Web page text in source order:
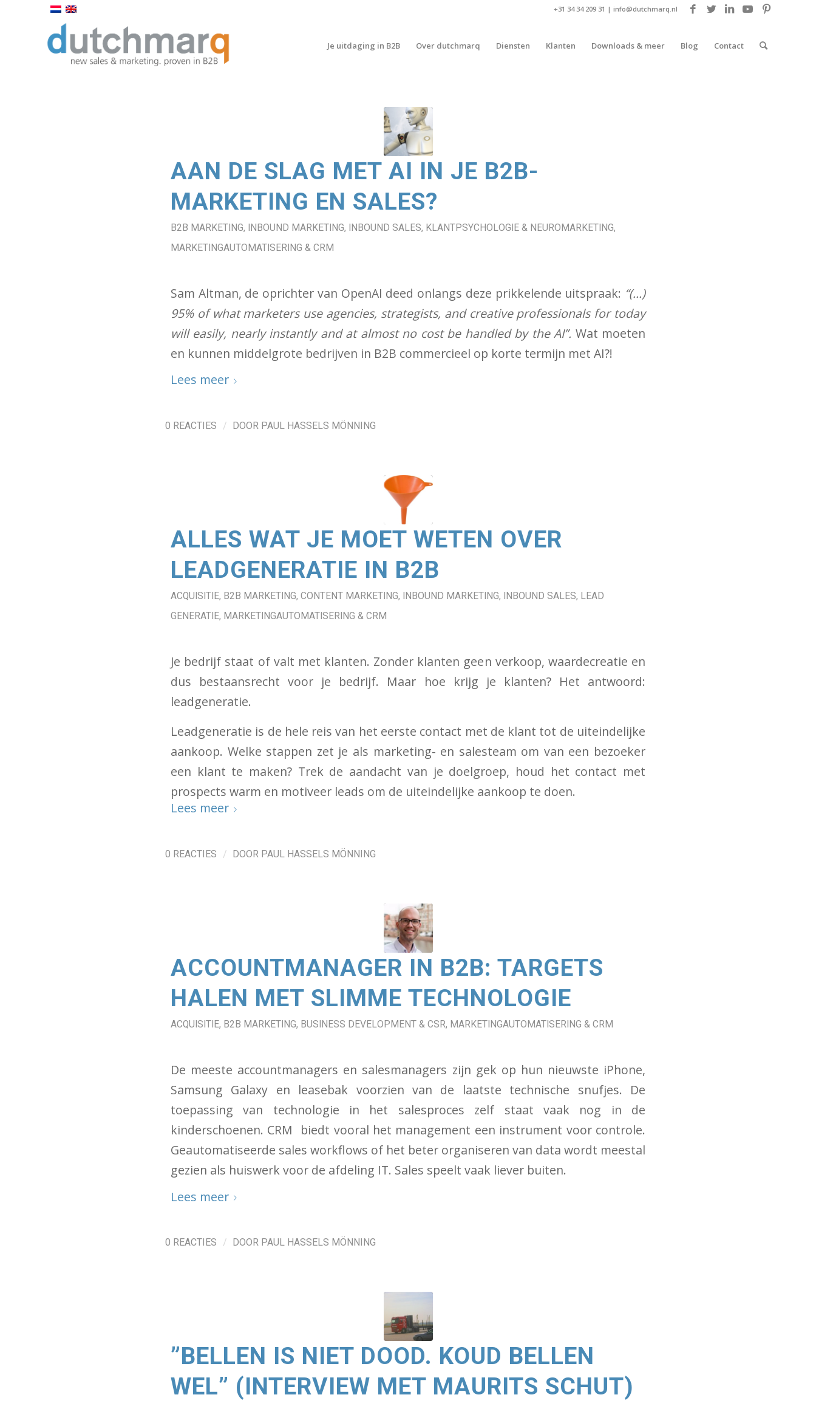
+31 34 34 209 31 | info@dutchmarq.nl
Je uitdaging in B2B Over dutchmarq Diensten Klanten Downloads & meer Blog Contact
AAN DE SLAG MET AI IN JE B2B-
MARKETING EN SALES?
B2B MARKETING, INBOUND MARKETING, INBOUND SALES, KLANTPSYCHOLOGIE & NEUROMARKETING,
MARKETINGAUTOMATISERING & CRM
Sam Altman, de oprichter van OpenAI deed onlangs deze prikkelende uitspraak: “(…)
95% of what marketers use agencies, strategists, and creative professionals for today
will easily, nearly instantly and at almost no cost be handled by the AI”. Wat moeten
en kunnen middelgrote bedrijven in B2B commercieel op korte termijn met AI?!
Lees meer
0 REACTIES / DOOR PAUL HASSELS MÖNNING
ALLES WAT JE MOET WETEN OVER
LEADGENERATIE IN B2B
ACQUISITIE, B2B MARKETING, CONTENT MARKETING, INBOUND MARKETING, INBOUND SALES, LEAD
GENERATIE, MARKETINGAUTOMATISERING & CRM
Je bedrijf staat of valt met klanten. Zonder klanten geen verkoop, waardecreatie en
dus bestaansrecht voor je bedrijf. Maar hoe krijg je klanten? Het antwoord:
leadgeneratie.
Leadgeneratie is de hele reis van het eerste contact met de klant tot de uiteindelijke
aankoop. Welke stappen zet je als marketing- en salesteam om van een bezoeker
een klant te maken? Trek de aandacht van je doelgroep, houd het contact met
prospects warm en motiveer leads om de uiteindelijke aankoop te doen.
Lees meer
0 REACTIES / DOOR PAUL HASSELS MÖNNING
ACCOUNTMANAGER IN B2B: TARGETS
HALEN MET SLIMME TECHNOLOGIE
ACQUISITIE, B2B MARKETING, BUSINESS DEVELOPMENT & CSR, MARKETINGAUTOMATISERING & CRM
De meeste accountmanagers en salesmanagers zijn gek op hun nieuwste iPhone,
Samsung Galaxy en leasebak voorzien van de laatste technische snufjes. De
toepassing van technologie in het salesproces zelf staat vaak nog in de
kinderschoenen. CRM biedt vooral het management een instrument voor controle.
Geautomatiseerde sales workflows of het beter organiseren van data wordt meestal
gezien als huiswerk voor de afdeling IT. Sales speelt vaak liever buiten.
Lees meer
0 REACTIES / DOOR PAUL HASSELS MÖNNING
”BELLEN IS NIET DOOD. KOUD BELLEN
WEL” (INTERVIEW MET MAURITS SCHUT)